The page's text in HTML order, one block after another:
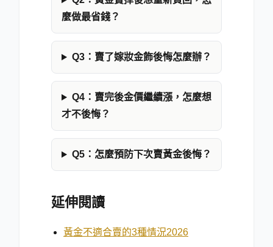
麼做最省錢？
Q3：賣了嫁妝金飾後悔怎麼辦？
Q4：賣完後金價繼續漲，怎麼想
才不後悔？
Q5：怎麼預防下次賣黃金後悔？
延伸閱讀
黃金不適合賣的3種情況2026